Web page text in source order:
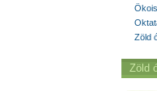
Zöld
Zöld